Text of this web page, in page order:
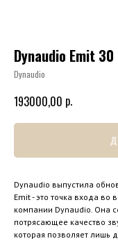
Dynaudio Emit 30
Dynaudio
193000,00 р.
Dynaudio выпустила
Emit - это точка входа во
компании Dynaudio. Она
потрясающее качество
которая позволяет лишь